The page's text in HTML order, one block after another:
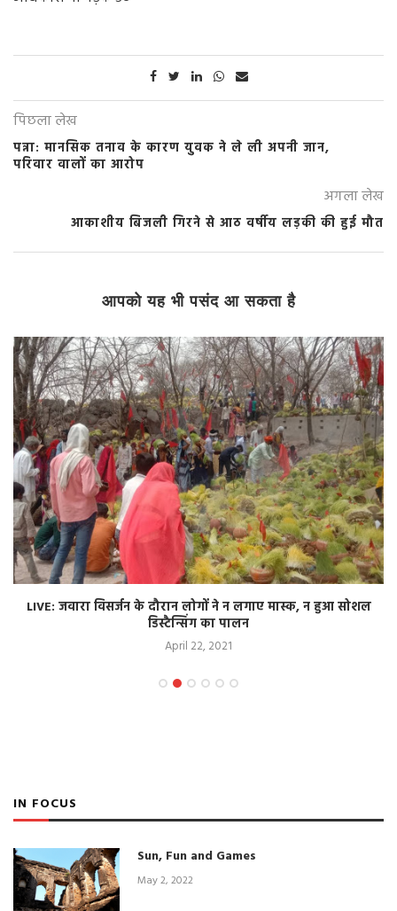
पिछला लेख
पन्ना: मानसिक तनाव के कारण युवक ने ले ली अपनी जान,
परिवार वालों का आरोप
अगला लेख
आकाशीय बिजली गिरने से आठ वर्षीय लड़की की हुई मौत
आपको यह भी पसंद आ सकता है
LIVE: जवारा विसर्जन के दौरान लोगों ने न लगाए मास्क, न हुआ सोशल
डिस्टैन्सिंग का पालन
April 22, 2021
IN FOCUS
Sun, Fun and Games
May 2, 2022